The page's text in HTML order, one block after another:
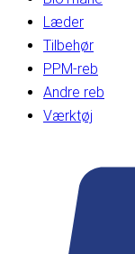
Læder
Tilbehør
PPM-reb
Andre reb
Værktøj